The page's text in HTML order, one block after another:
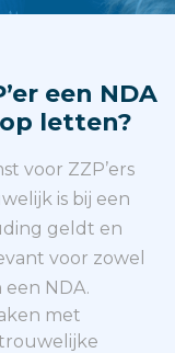
een NDA
letten?
voor ZZP’ers
is bij een
geldt en
voor zowel
NDA.
met